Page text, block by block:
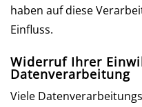
haben auf diese
Einfluss.
Widerruf Ihrer
Datenverarbeitung
Viele